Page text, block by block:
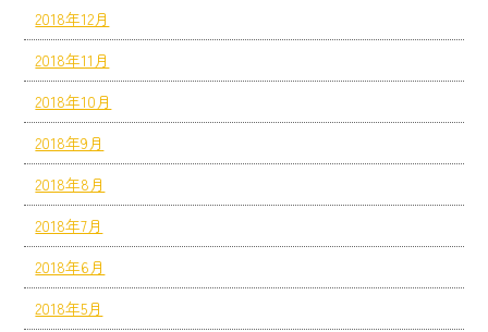
2018年12月
2018年11月
2018年10月
2018年9月
2018年8月
2018年7月
2018年6月
2018年5月